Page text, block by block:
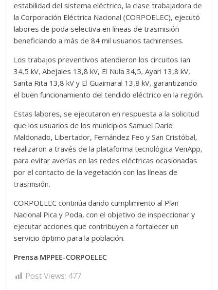
estabilidad del sistema eléctrico, la clase trabajadora de
la Corporación Eléctrica Nacional (CORPOELEC), ejecutó
labores de poda selectiva en líneas de trasmisión
beneficiando a más de 84 mil usuarios tachirenses.
Los trabajos preventivos atendieron los circuitos Ian
34,5 kV, Abejales 13,8 kV, El Nula 34,5, Ayarí 13,8 kV,
Santa Rita 13,8 kV y El Guaimaral 13,8 kV, garantizando
el buen funcionamiento del tendido eléctrico en la región.
Estas labores, se ejecutaron en respuesta a la solicitud
que los usuarios de los municipios Samuel Darío
Maldonado, Libertador, Fernández Feo y San Cristóbal,
realizaron a través de la plataforma tecnológica VenApp,
para evitar averías en las redes eléctricas ocasionadas
por el contacto de la vegetación con las líneas de
trasmisión.
CORPOELEC continúa dando cumplimiento al Plan
Nacional Pica y Poda, con el objetivo de inspeccionar y
ejecutar acciones que contribuyen a fortalecer un
servicio óptimo para la población.
Prensa MPPEE-CORPOELEC
Post Views: 477